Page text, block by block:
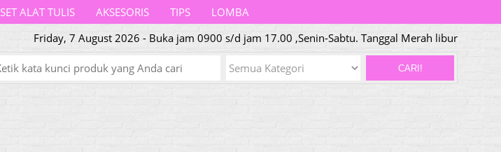
SET ALAT TULIS AKSESORIS TIPS LOMBA
Friday, 7 August 2026 - Buka jam 0900 s/d jam 17.00 ,Senin-Sabtu. Tanggal Merah libur
CARI!